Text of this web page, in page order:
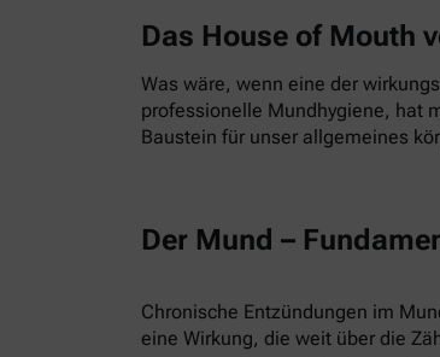
Das House of Mouth
Was wäre, wenn eine der
professionelle Mundhygiene, hat
Baustein für unser allgemeines
Der Mund –
Chronische Entzündungen im
eine Wirkung, die weit über die